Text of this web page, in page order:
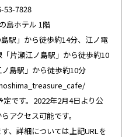
53-7828
島ホテル 1階
駅」から徒歩約14分、江ノ電
「片瀬江ノ島駅」から徒歩約10
島駅」から徒歩約10分
です。2022年2月4日より公
アクセス可能です。
、詳細については上記URLを